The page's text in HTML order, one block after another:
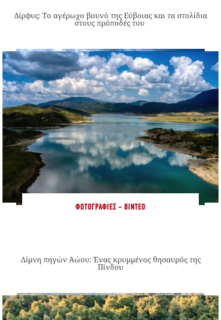
Δίρφυς: Το αγέρωχο βουνό της Εύβοιας και τα στολίδια
στους πρόποδές του
ΦΩΤΟΓΡΑΦΊΕΣ - ΒΊΝΤΕΟ
Λίμνη πηγών Αώου: Ένας κρυμμένος θησαυρός της
Πίνδου